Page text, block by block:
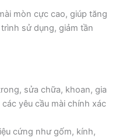
mòn cực cao, giúp tăng
sử dụng, giảm tần
sửa chữa, khoan, gia
yêu cầu mài chính xác
cứng như gốm, kính,